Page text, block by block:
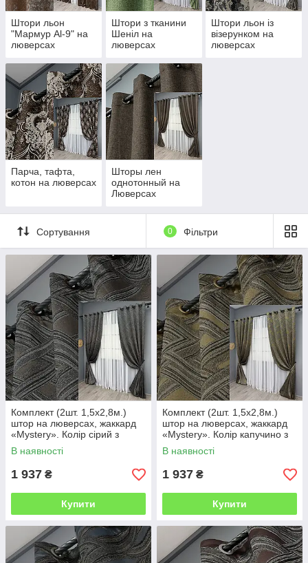
Штори льон
"Мармур Al-9" на
люверсах
Штори з тканини
Шеніл на
люверсах
Штори льон із
візерунком на
люверсах
Парча, тафта,
котон на люверсах
Шторы лен
однотонный на
Люверсах
Сортування 0 Фільтри
Комплект (2шт. 1,5х2,8м.)
штор на люверсах, жаккард
«Mystery». Колір сірий з
коричневим. Код 1621ш 37-
0202
В наявності
1 937 ₴
Купити
Комплект (2шт. 1,5х2,8м.)
штор на люверсах, жаккард
«Mystery». Колір капучино з
золотистим. Код 1622ш 37-
0203
В наявності
1 937 ₴
Купити